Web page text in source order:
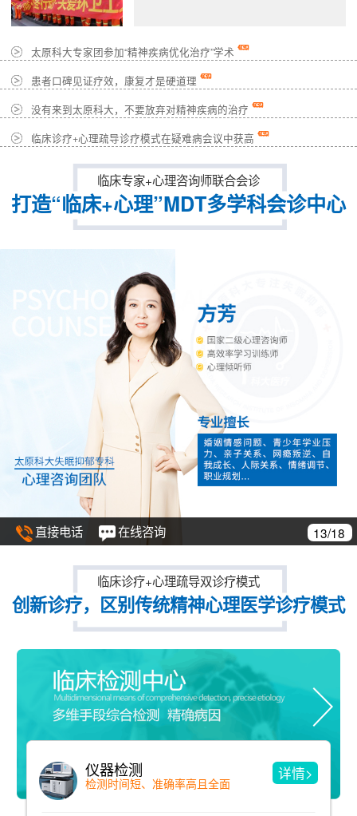
太原科大专家团参加“精神疾病优化治疗”学术
患者口碑见证疗效，康复才是硬道理
没有来到太原科大，不要放弃对精神疾病的治疗
临床诊疗+心理疏导诊疗模式在疑难病会议中获高
临床专家+心理咨询师联合会诊
打造“临床+心理”MDT多学科会诊中心
直接电话 在线咨询 13/18
临床诊疗+心理疏导双诊疗模式
创新诊疗，区别传统精神心理医学诊疗模式
仪器检测
检测时间短、准确率高且全面
详情>